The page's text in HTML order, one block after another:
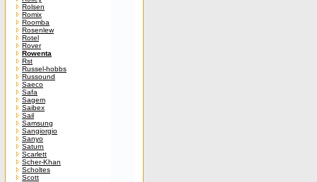
Rolsen
Romix
Roomba
Rosenlew
Rotel
Rover
Rowenta
Rst
Russel-hobbs
Russound
Saeco
Safa
Sagem
Saibex
Sail
Samsung
Sangiorgio
Sanyo
Saturn
Scarlett
Scher-Khan
Scholtes
Scott